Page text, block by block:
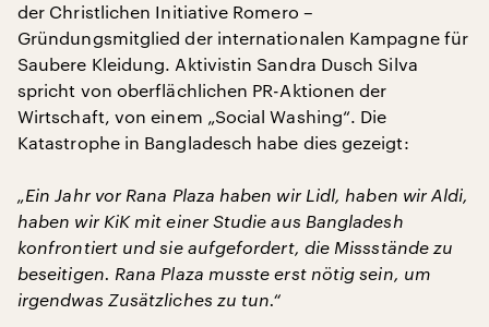
der Christlichen Initiative Romero –
Gründungsmitglied der internationalen Kampagne für
Saubere Kleidung. Aktivistin Sandra Dusch Silva
spricht von oberflächlichen PR-Aktionen der
Wirtschaft, von einem „Social Washing“. Die
Katastrophe in Bangladesch habe dies gezeigt:
„Ein Jahr vor Rana Plaza haben wir Lidl, haben wir Aldi,
haben wir KiK mit einer Studie aus Bangladesh
konfrontiert und sie aufgefordert, die Missstände zu
beseitigen. Rana Plaza musste erst nötig sein, um
irgendwas Zusätzliches zu tun.“